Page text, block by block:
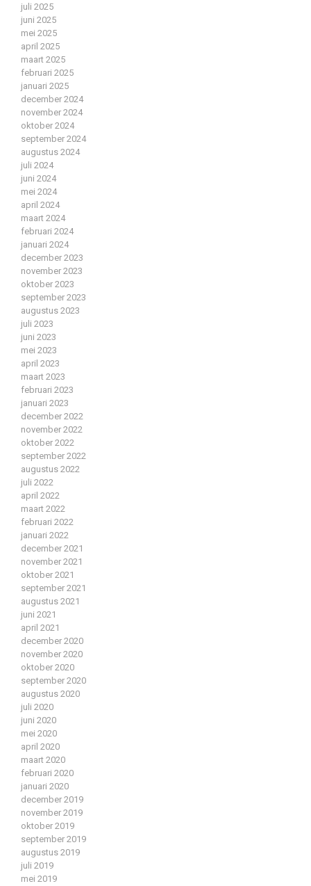
juli 2025
juni 2025
mei 2025
april 2025
maart 2025
februari 2025
januari 2025
december 2024
november 2024
oktober 2024
september 2024
augustus 2024
juli 2024
juni 2024
mei 2024
april 2024
maart 2024
februari 2024
januari 2024
december 2023
november 2023
oktober 2023
september 2023
augustus 2023
juli 2023
juni 2023
mei 2023
april 2023
maart 2023
februari 2023
januari 2023
december 2022
november 2022
oktober 2022
september 2022
augustus 2022
juli 2022
april 2022
maart 2022
februari 2022
januari 2022
december 2021
november 2021
oktober 2021
september 2021
augustus 2021
juni 2021
april 2021
december 2020
november 2020
oktober 2020
september 2020
augustus 2020
juli 2020
juni 2020
mei 2020
april 2020
maart 2020
februari 2020
januari 2020
december 2019
november 2019
oktober 2019
september 2019
augustus 2019
juli 2019
mei 2019